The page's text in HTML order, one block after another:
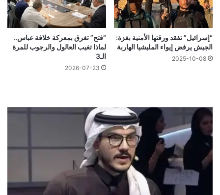
“إسرائيل” تفقد ورقتها الأمنية بغزة:
الجيش يرفض إيواء المليشيا الهاربة
2025-10-08
“فتح” تغرق بمعركة خلافة عباس..
لماذا تغيب العالول والرجوب للمرة
الـ3
2026-07-23